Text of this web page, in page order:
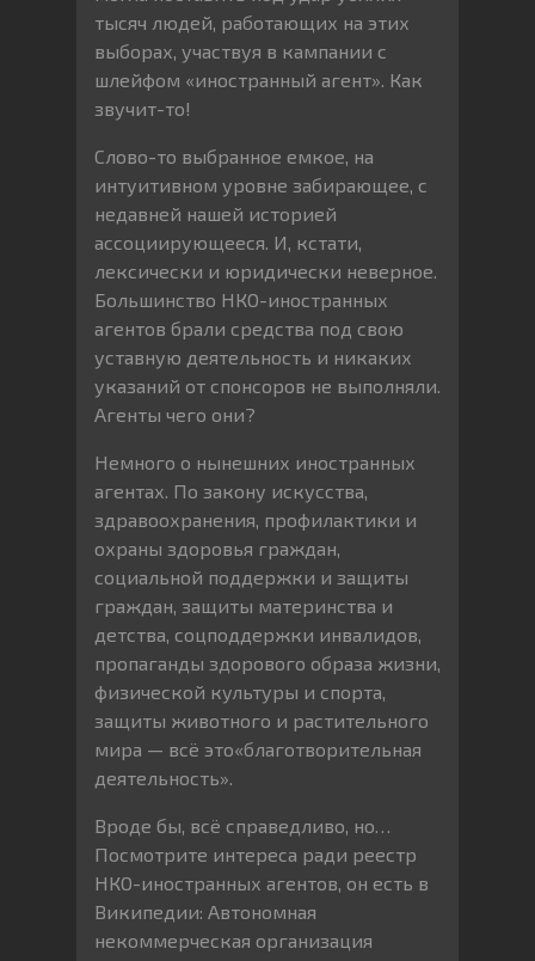
тысяч людей, работающих на этих
выборах, участвуя в кампании с
шлейфом «иностранный агент». Как
звучит-то!
Слово-то выбранное емкое, на
интуитивном уровне забирающее, с
недавней нашей историей
ассоциирующееся. И, кстати,
лексически и юридически неверное.
Большинство НКО-иностранных
агентов брали средства под свою
уставную деятельность и никаких
указаний от спонсоров не выполняли.
Агенты чего они?
Немного о нынешних иностранных
агентах. По закону искусства,
здравоохранения, профилактики и
охраны здоровья граждан,
социальной поддержки и защиты
граждан, защиты материнства и
детства, соцподдержки инвалидов,
пропаганды здорового образа жизни,
физической культуры и спорта,
защиты животного и растительного
мира — всё это«благотворительная
деятельность».
Вроде бы, всё справедливо, но…
Посмотрите интереса ради реестр
НКО-иностранных агентов, он есть в
Википедии: Автономная
некоммерческая организация